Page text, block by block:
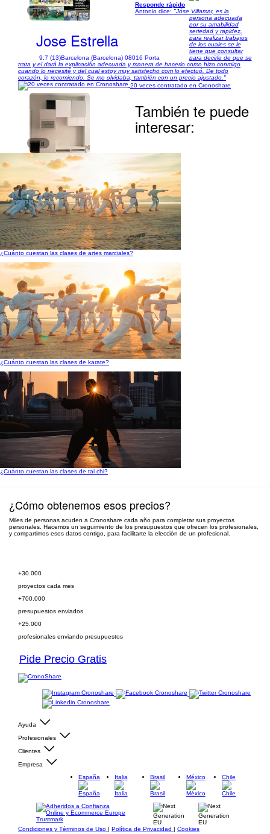
1/11
Jose Estrella
9,7 (13)Barcelona (Barcelona) 08016 Porta
Responde rápido
Antonio dice: "Jóse Villamar, es la
persona adecuada
por su amabilidad
seriedad y rapidez,
para realizar trabajos
de los cuales se le
tiene que consultar
para decirle de que se
trata y el dará la explicación adecuada y manera de hacerlo como hizo conmigo
cuando lo necesité y del cual estoy muy satisfecho com lo efectuó. De todo
corazón, lo recomiendo. Se me olvidaba, también con un precio ajustado."
20 veces contratado en Cronoshare
1/18
También te puede
interesar:
¿Cuánto cuestan las clases de artes marciales?
¿Cuánto cuestan las clases de karate?
¿Cuánto cuestan las clases de tai chi?
¿Cómo obtenemos esos precios?
Miles de personas acuden a Cronoshare cada año para completar sus proyectos
personales. Hacemos un seguimiento de los presupuestos que ofrecen los profesionales,
y compartimos esos datos contigo, para facilitarte la elección de un profesional.
+30.000
proyectos cada mes
+700.000
presupuestos enviados
+25.000
profesionales enviando presupuestos
Pide Precio Gratis
Ayuda
Profesionales
Clientes
Empresa
España
Italia Brasil México Chile
Condiciones y Términos de Uso | Política de Privacidad | Cookies